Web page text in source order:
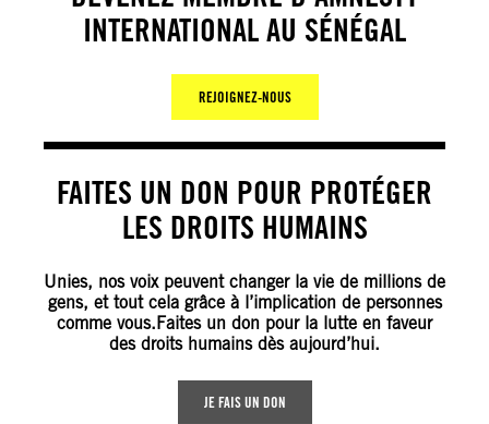
INTERNATIONAL AU SÉNÉGAL
REJOIGNEZ-NOUS
FAITES UN DON POUR PROTÉGER
LES DROITS HUMAINS
Unies, nos voix peuvent changer la vie de millions de
gens, et tout cela grâce à l’implication de personnes
comme vous.Faites un don pour la lutte en faveur
des droits humains dès aujourd’hui.
JE FAIS UN DON